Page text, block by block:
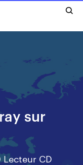
sur
Lecteur CD